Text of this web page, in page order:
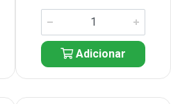
Adicionar